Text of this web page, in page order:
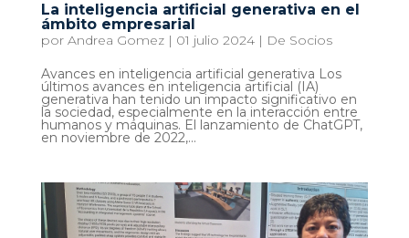
La inteligencia artificial generativa en el
ámbito empresarial
por Andrea Gomez| 01 julio 2024| De Socios
Avances en inteligencia artificial generativa Los
últimos avances en inteligencia artificial (IA)
generativa han tenido un impacto significativo en
la sociedad, especialmente en la interacción entre
humanos y máquinas. El lanzamiento de ChatGPT,
en noviembre de 2022,...